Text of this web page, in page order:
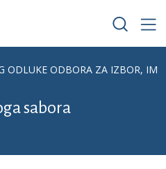
ODLUKE ODBORA ZA IZBOR,
sabora